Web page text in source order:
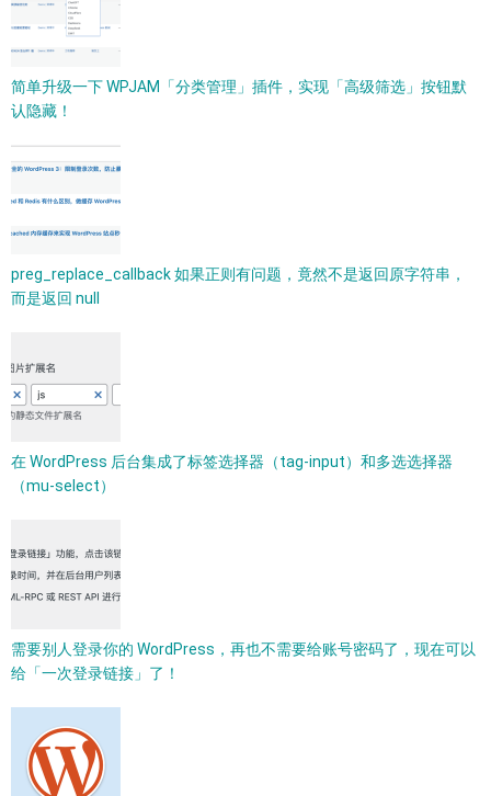
简单升级一下 WPJAM「分类管理」插件，实现「高级筛选」按钮默
认隐藏！
preg_replace_callback 如果正则有问题，竟然不是返回原字符串，
而是返回 null
在 WordPress 后台集成了标签选择器（tag-input）和多选选择器
（mu-select）
需要别人登录你的 WordPress，再也不需要给账号密码了，现在可以
给「一次登录链接」了！